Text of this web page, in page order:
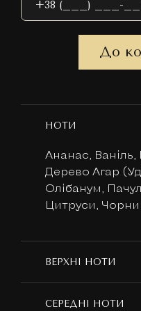
До
НОТИ
Ананас, Ваніль,
Дерево Агар
Олібанум,
Цитруси,
ВЕРХНІ НОТИ
СЕРЕДНІ НОТИ